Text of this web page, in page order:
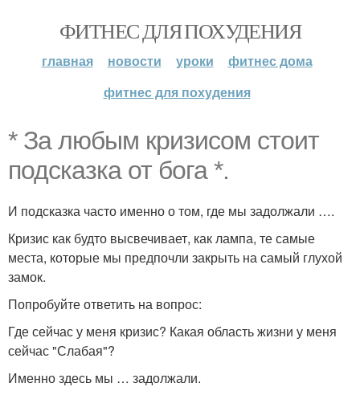
ФИТНЕС ДЛЯ ПОХУДЕНИЯ
главная новости уроки
фитнес дома
фитнес для похудения
* За любым кризисом стоит
подсказка от бога *.
И подсказка часто именно о том, где мы задолжали ….
Кризис как будто высвечивает, как лампа, те самые
места, которые мы предпочли закрыть на самый глухой
замок.
Попробуйте ответить на вопрос:
Где сейчас у меня кризис? Какая область жизни у меня
сейчас "Слабая"?
Именно здесь мы … задолжали.